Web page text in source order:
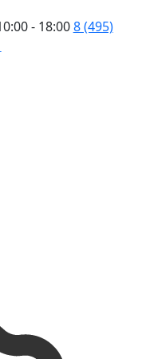
- 18:008 (495)